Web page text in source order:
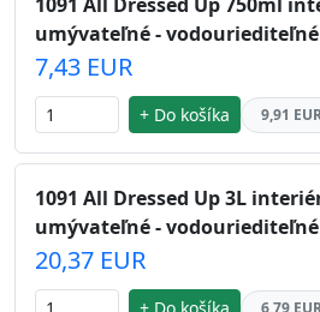
umývateľné - vodouriediteľné
7,43 EUR
+ Do košíka 9,91
1091 All Dressed Up 3L
umývateľné - vodouriediteľné
20,37 EUR
6,79